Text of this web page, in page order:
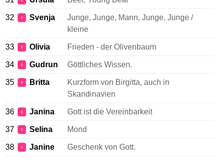
32 ♀ Svenja
Junge, Junge, Mann, Junge, Junge /
kleine
33 ♀ Olivia Frieden - der Olivenbaum
34 ♀ Gudrun Göttliches Wissen.
35 ♀ Britta
Kurzform von Birgitta, auch in
Skandinavien
36 ♀ Janina Gott ist die Vereinbarkeit
37 ♀ Selina Mond
38 ♀ Janine Geschenk von Gott.